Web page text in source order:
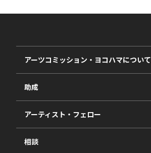
アーツコミッション・ヨコハマについて
事業紹介
事業報告書
助成
2027年度
2026年度
2025年度
アーティスト・フェロー
相談